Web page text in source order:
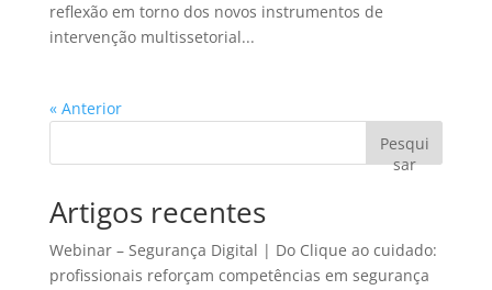
reflexão em torno dos novos instrumentos de
intervenção multissetorial...
« Anterior
Pesqui
sar
Artigos recentes
Webinar – Segurança Digital | Do Clique ao cuidado:
profissionais reforçam competências em segurança